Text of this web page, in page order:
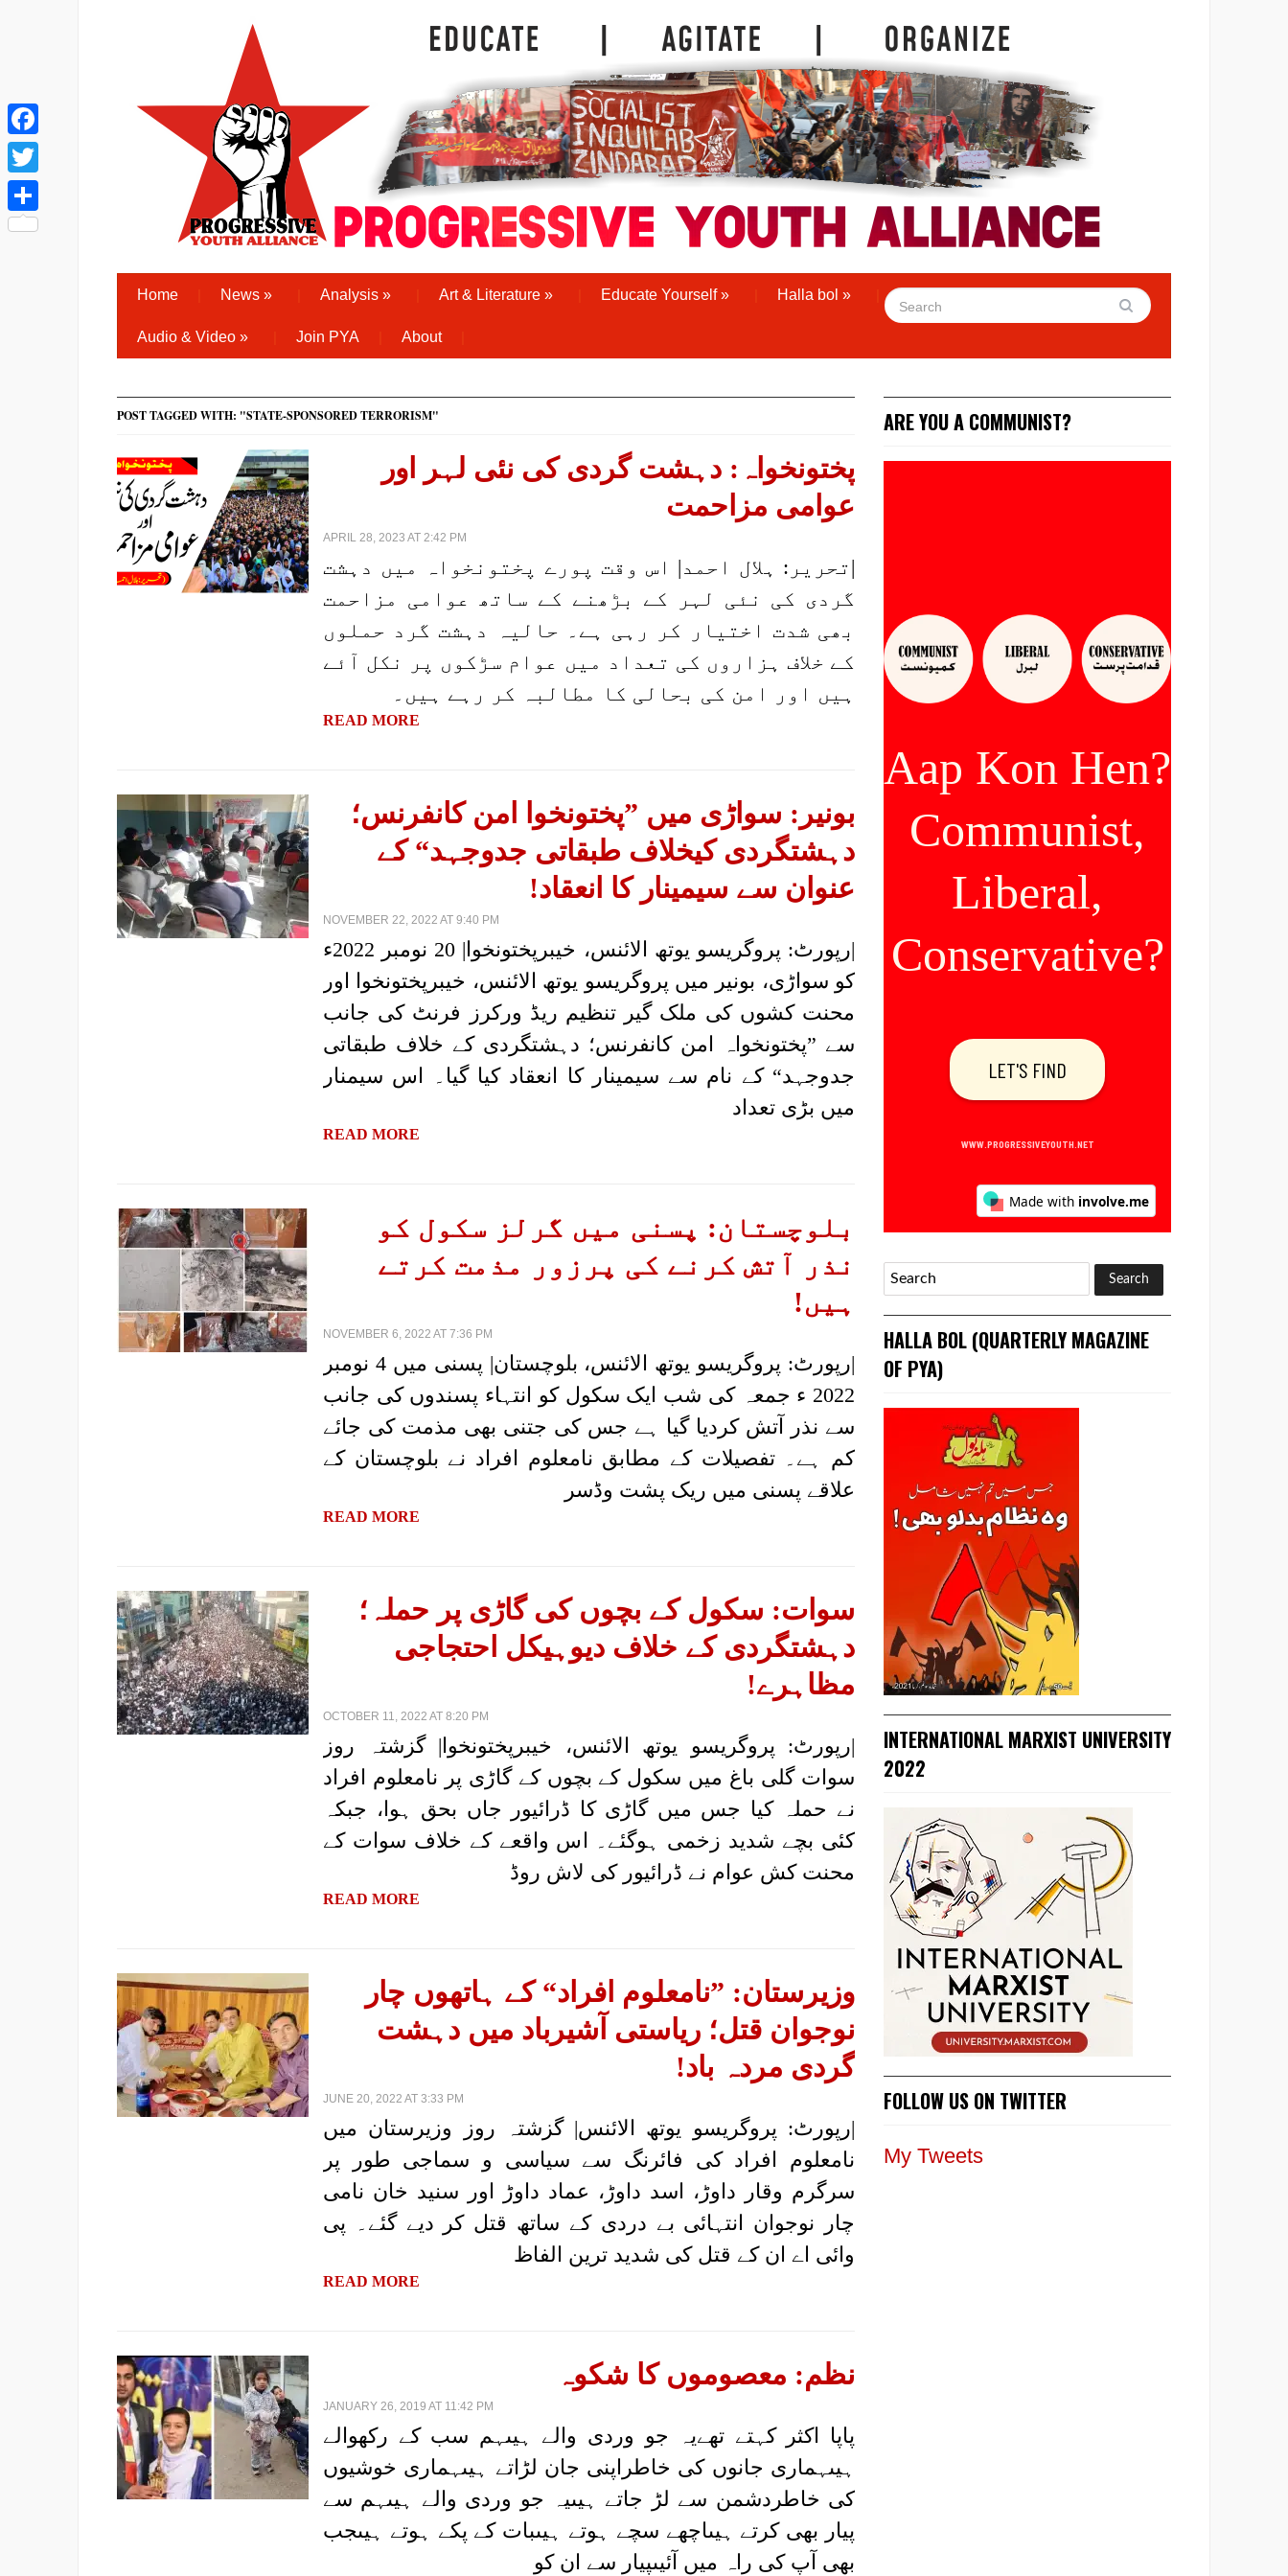
Home News » Analysis » Art & Literature » Educate Yourself» Halla bol »
Audio & Video » Join PYA About
POST TAGGED WITH: "STATE-SPONSORED TERRORISM"
پختونخواہ: دہشت گردی کی نئی لہر اور
عوامی مزاحمت
APRIL 28, 2023 AT 2:42 PM
|تحریر: ہلال احمد| اس وقت پورے پختونخواہ میں دہشت
گردی کی نئی لہر کے بڑھنے کے ساتھ عوامی مزاحمت
بھی شدت اختیار کر رہی ہے۔ حالیہ دہشت گرد حملوں
کے خلاف ہزاروں کی تعداد میں عوام سڑکوں پر نکل آئے
ہیں اور امن کی بحالی کا مطالبہ کر رہے ہیں۔
READ MORE
بونیر: سواڑی میں ”پختونخوا امن کانفرنس؛
دہشتگردی کیخلاف طبقاتی جدوجہد“ کے
عنوان سے سیمینار کا انعقاد!
NOVEMBER 22, 2022 AT 9:40 PM
|رپورٹ: پروگریسو یوتھ الائنس، خیبرپختونخوا| 20 نومبر 2022ء
کو سواڑی، بونیر میں پروگریسو یوتھ الائنس، خیبرپختونخوا اور
محنت کشوں کی ملک گیر تنظیم ریڈ ورکرز فرنٹ کی جانب
سے ”پختونخواہ امن کانفرنس؛ دہشتگردی کے خلاف طبقاتی
جدوجہد“ کے نام سے سیمینار کا انعقاد کیا گیا۔ اس سیمنار
میں بڑی تعداد
READ MORE
بلوچستان: پسنی میں گرلز سکول کو
نذر آتش کرنے کی پرزور مذمت کرتے
ہیں!
NOVEMBER 6, 2022 AT 7:36 PM
|رپورٹ: پروگریسو یوتھ الائنس، بلوچستان| پسنی میں 4 نومبر
2022 ء جمعہ کی شب ایک سکول کو انتہاء پسندوں کی جانب
سے نذر آتش کردیا گیا ہے جس کی جتنی بھی مذمت کی جائے
کم ہے۔ تفصیلات کے مطابق نامعلوم افراد نے بلوچستان کے
علاقے پسنی میں ریک پشت وڈسر
READ MORE
سوات: سکول کے بچوں کی گاڑی پر حملہ؛
دہشتگردی کے خلاف دیوہیکل احتجاجی
مظاہرے!
OCTOBER 11, 2022 AT 8:20 PM
|رپورٹ: پروگریسو یوتھ الائنس، خیبرپختونخوا| گزشتہ روز
سوات گلی باغ میں سکول کے بچوں کے گاڑی پر نامعلوم افراد
نے حملہ کیا جس میں گاڑی کا ڈرائیور جاں بحق ہوا، جبکہ
کئی بچے شدید زخمی ہوگئے۔ اس واقعے کے خلاف سوات کے
محنت کش عوام نے ڈرائیور کی لاش روڈ
READ MORE
وزیرستان: ”نامعلوم افراد“ کے ہاتھوں چار
نوجوان قتل؛ ریاستی آشیرباد میں دہشت
گردی مردہ باد!
JUNE 20, 2022 AT 3:33 PM
|رپورٹ: پروگریسو یوتھ الائنس| گزشتہ روز وزیرستان میں
نامعلوم افراد کی فائرنگ سے سیاسی و سماجی طور پر
سرگرم وقار داوڑ، اسد داوڑ، عماد داوڑ اور سنید خان نامی
چار نوجوان انتہائی بے دردی کے ساتھ قتل کر دیے گئے۔ پی
وائی اے ان کے قتل کی شدید ترین الفاظ
READ MORE
نظم: معصوموں کا شکوہ
JANUARY 26, 2019 AT 11:42 PM
پاپا اکثر کہتے تھےیہ جو وردی والے ہیںہم سب کے رکھوالے
ہیںہماری جانوں کی خاطراپنی جان لڑاتے ہیںہماری خوشیوں
کی خاطردشمن سے لڑ جاتے ہیںیہ جو وردی والے ہیںہم سے
پیار بھی کرتے ہیںاچھے سچے ہوتے ہیںبات کے پکے ہوتے ہیںجب
بھی آپ کی راہ میں آئیںپیار سے ان کو
ARE YOU A COMMUNIST?
HALLA BOL (QUARTERLY MAGAZINE
OF PYA)
INTERNATIONAL MARXIST UNIVERSITY
2022
FOLLOW US ON TWITTER
My Tweets
Facebook
Twitter
Share